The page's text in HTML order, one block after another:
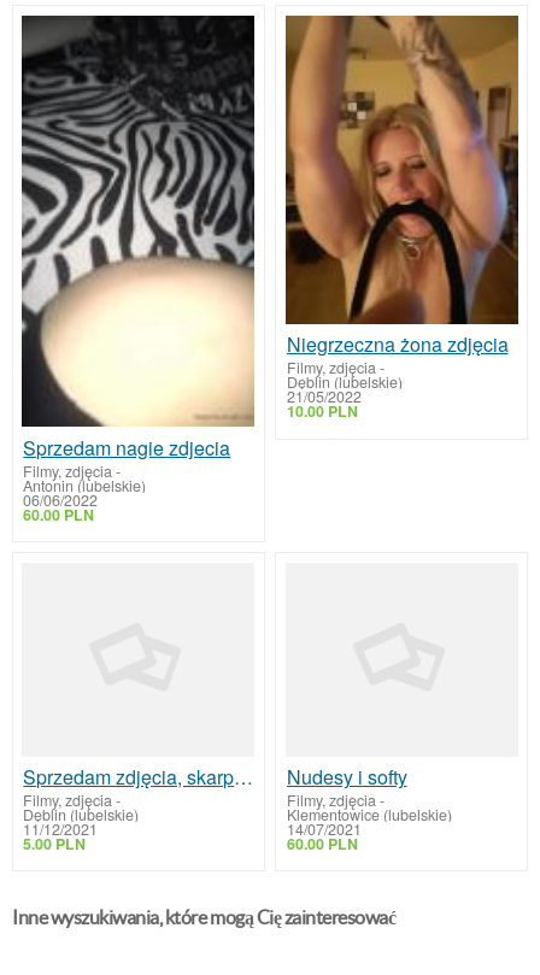
Sprzedam nagie zdjecia
Filmy, zdjęcia-
Antonin (lubelskie)
06/06/2022
60.00 PLN
Niegrzeczna żona zdjęcia
Filmy, zdjęcia-
Dęblin (lubelskie)
21/05/2022
10.00 PLN
Sprzedam zdjęcia, skarpetki i wiele innych tanio!
Filmy, zdjęcia-
Dęblin (lubelskie)
11/12/2021
5.00 PLN
Nudesy i softy
Filmy, zdjęcia-
Klementowice (lubelskie)
14/07/2021
60.00 PLN
Inne wyszukiwania, które mogą Cię zainteresować